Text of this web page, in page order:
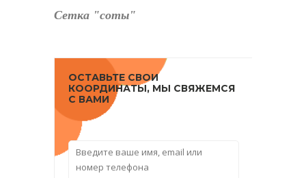
Сетка "соты"
ОСТАВЬТЕ СВОИ
КООРДИНАТЫ, МЫ СВЯЖЕМСЯ
С ВАМИ